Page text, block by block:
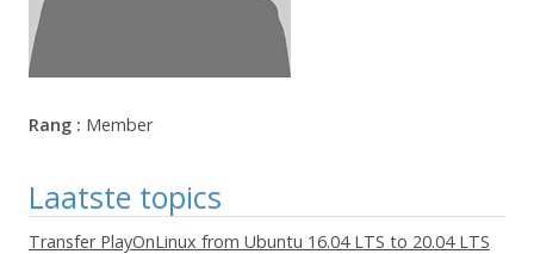
Rang : Member
Laatste topics
Transfer PlayOnLinux from Ubuntu 16.04 LTS to 20.04 LTS